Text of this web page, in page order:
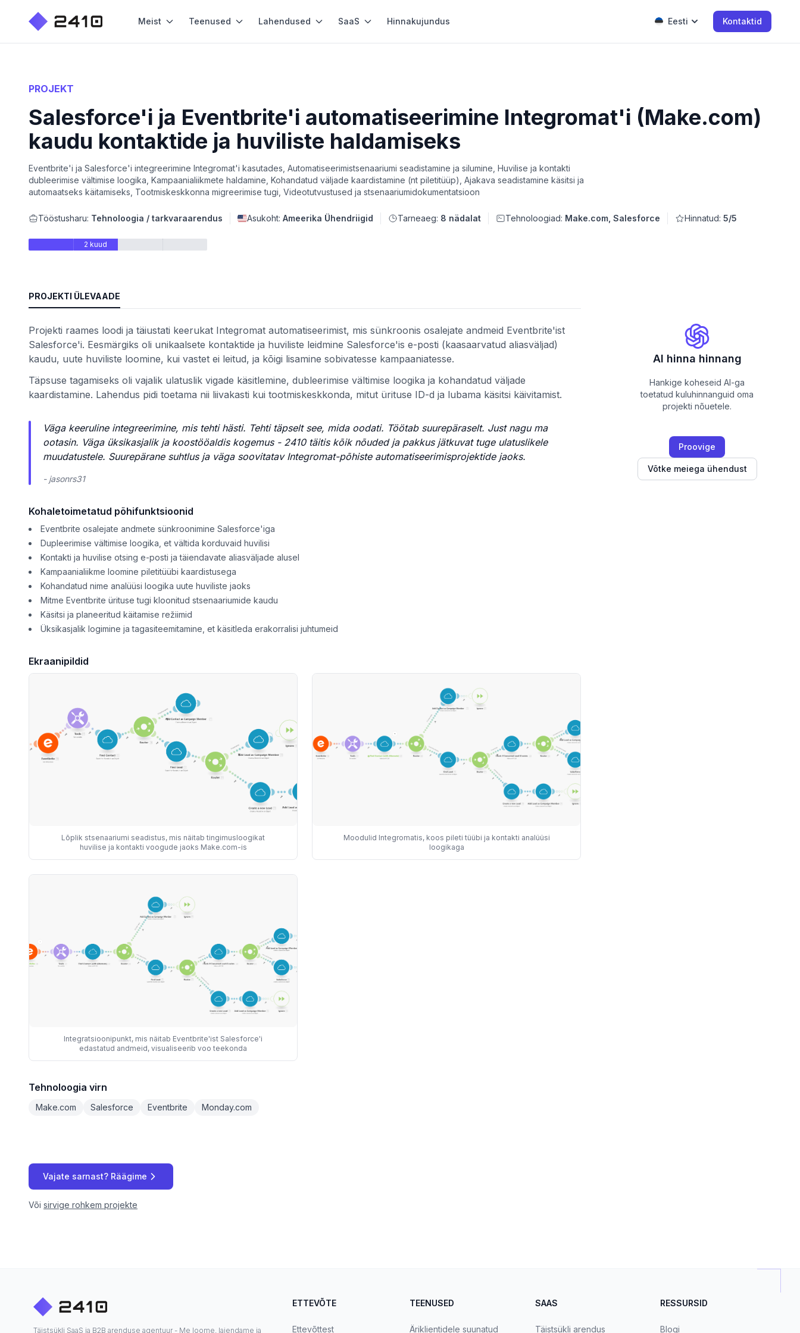
Meist Teenused Lahendused SaaS Hinnakujundus Eesti Kontaktid
kaupa
alusel
PROJEKT
Salesforce'i ja Eventbrite'i automatiseerimine Integromat'i (Make.com)
kaudu kontaktide ja huviliste haldamiseks
Eventbrite'i ja Salesforce'i integreerimine Integromat'i kasutades, Automatiseerimistsenaariumi seadistamine ja silumine, Huvilise ja kontakti
dubleerimise vältimise loogika, Kampaanialiikmete haldamine, Kohandatud väljade kaardistamine (nt piletitüüp), Ajakava seadistamine käsitsi ja
automaatseks käitamiseks, Tootmiskeskkonna migreerimise tugi, Videotutvustused ja stsenaariumidokumentatsioon
Tööstusharu: Tehnoloogia / tarkvaraarendus Asukoht: Ameerika Ühendriigid Tarneaeg: 8 nädalat Tehnoloogiad: Make.com, Salesforce Hinnatud: 5/5
2 kuud
PROJEKTI ÜLEVAADE
Projekti raames loodi ja täiustati keerukat Integromat automatiseerimist, mis sünkroonis osalejate andmeid Eventbrite'ist
Salesforce'i. Eesmärgiks oli unikaalsete kontaktide ja huviliste leidmine Salesforce'is e-posti (kaasaarvatud aliasväljad)
kaudu, uute huviliste loomine, kui vastet ei leitud, ja kõigi lisamine sobivatesse kampaaniatesse.
Täpsuse tagamiseks oli vajalik ulatuslik vigade käsitlemine, dubleerimise vältimise loogika ja kohandatud väljade
kaardistamine. Lahendus pidi toetama nii liivakasti kui tootmiskeskkonda, mitut ürituse ID-d ja lubama käsitsi käivitamist.
Väga keeruline integreerimine, mis tehti hästi. Tehti täpselt see, mida oodati. Töötab suurepäraselt. Just nagu ma
ootasin. Väga üksikasjalik ja koostööaldis kogemus - 2410 täitis kõik nõuded ja pakkus jätkuvat tuge ulatuslikele
muudatustele. Suurepärane suhtlus ja väga soovitatav Integromat-põhiste automatiseerimisprojektide jaoks.
- jasonrs31
Kohaletoimetatud põhifunktsioonid
Eventbrite osalejate andmete sünkroonimine Salesforce'iga
Dupleerimise vältimise loogika, et vältida korduvaid huvilisi
Kontakti ja huvilise otsing e-posti ja täiendavate aliasväljade alusel
Kampaanialiikme loomine piletitüübi kaardistusega
Kohandatud nime analüüsi loogika uute huviliste jaoks
Mitme Eventbrite ürituse tugi kloonitud stsenaariumide kaudu
Käsitsi ja planeeritud käitamise režiimid
Üksikasjalik logimine ja tagasiteemitamine, et käsitleda erakorralisi juhtumeid
Ekraanipildid
Lõplik stsenaariumi seadistus, mis näitab tingimusloogikat
huvilise ja kontakti voogude jaoks Make.com-is
Moodulid Integromatis, koos pileti tüübi ja kontakti analüüsi
loogikaga
Integratsioonipunkt, mis näitab Eventbrite'ist Salesforce'i
edastatud andmeid, visualiseerib voo teekonda
Tehnoloogia virn
Make.com Salesforce Eventbrite Monday.com
AI hinna hinnang
Hankige koheseid AI-ga
toetatud kuluhinnanguid oma
projekti nõuetele.
Proovige
Võtke meiega ühendust
Vajate sarnast? Räägime
Või sirvige rohkem projekte
Täistsükli SaaS ja B2B arenduse agentuur - Me loome, laiendame ja
ETTEVÕTE
Ettevõttest
TEENUSED
Äriklientidele suunatud
SAAS
Täistsükli arendus
RESSURSID
Blogi